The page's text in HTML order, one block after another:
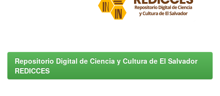
Repositorio Digital de Ciencia y Cultura de El Salvador
REDICCES